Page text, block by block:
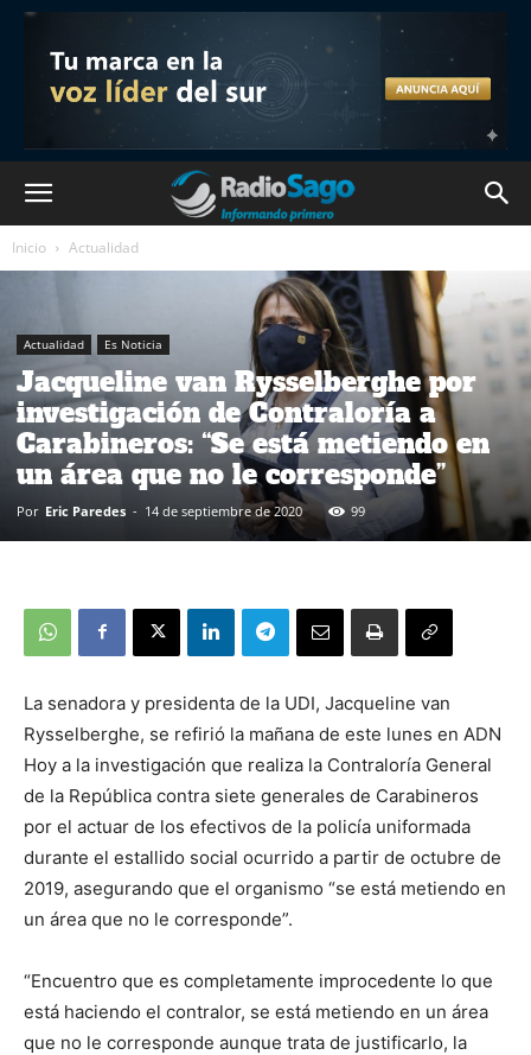
Inicio Actualidad
Actualidad Es Noticia
Jacqueline van Rysselberghe por
investigación de Contraloría a
Carabineros: “Se está metiendo en
un área que no le corresponde”
Por Eric Paredes - 14 de septiembre de 2020 99
La senadora y presidenta de la UDI, Jacqueline van
Rysselberghe, se refirió la mañana de este lunes en ADN
Hoy a la investigación que realiza la Contraloría General
de la República contra siete generales de Carabineros
por el actuar de los efectivos de la policía uniformada
durante el estallido social ocurrido a partir de octubre de
2019, asegurando que el organismo “se está metiendo en
un área que no le corresponde”.
“Encuentro que es completamente improcedente lo que
está haciendo el contralor, se está metiendo en un área
que no le corresponde aunque trata de justificarlo, la